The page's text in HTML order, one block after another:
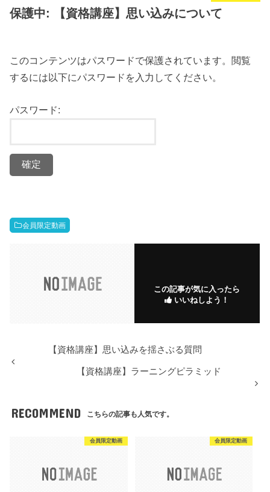
保護中: 【資格講座】思い込みについて
このコンテンツはパスワードで保護されています。閲覧
するには以下にパスワードを入力してください。
パスワード:
会員限定動画
この記事が気に入ったら
いいねしよう！
【資格講座】思い込みを揺さぶる質問
【資格講座】ラーニングピラミッド
RECOMMEND こちらの記事も人気です。
会員限定動画 会員限定動画